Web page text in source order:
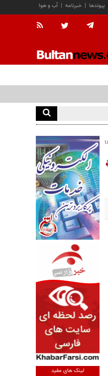
آب و هوا | خبرنامه | پیوندها
لینک های مفید